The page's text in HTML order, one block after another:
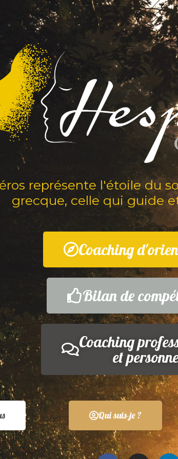
représente l'étoile du
grecque, celle qui guide
Coaching
Bilan de
Coaching
et
Qui suis-je ?